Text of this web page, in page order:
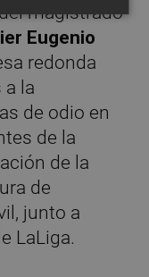
magistrado
Eugenio
redonda
la
de odio en
de la
de la
de
junto a
LaLiga.